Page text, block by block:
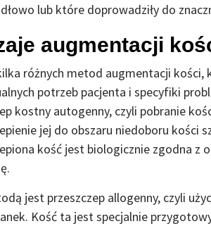
lub które doprowadziły do
augmentacji
różnych metod augmentacji
potrzeb pacjenta i specyfiki
kostny autogenny, czyli pobranie
jej do obszaru niedoboru kości
kość jest biologicznie zgodna z
jest przeszczep allogenny, czyli
Kość ta jest specjalnie